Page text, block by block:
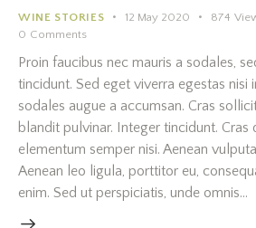
WINE STORIES 12 May 2020 874
0 Comments
Proin faucibus nec mauris a sodales,
tincidunt. Sed eget viverra egestas nisi
sodales augue a accumsan. Cras
blandit pulvinar. Integer tincidunt. Cras
elementum semper nisi. Aenean
Aenean leo ligula, porttitor eu,
enim. Sed ut perspiciatis, unde omnis…